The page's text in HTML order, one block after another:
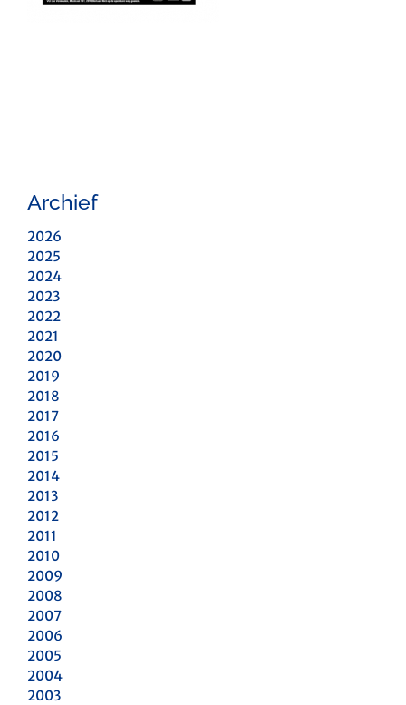
Archief
2026
2025
2024
2023
2022
2021
2020
2019
2018
2017
2016
2015
2014
2013
2012
2011
2010
2009
2008
2007
2006
2005
2004
2003